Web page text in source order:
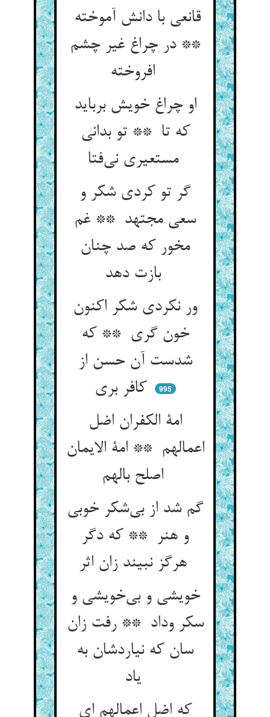
قانعی با دانش آموخته
** در چراغ غیر چشم
او چراغ خویش برباید
که تا ** تو بدانی
مستعیری نی‌فتا
گر تو کردی شکر و
سعی مجتهد ** غم
مخور که صد چنان
بازت دهد
ور نکردی شکر اکنون
خون گری ** که
شدست آن حسن از
کافر بری
995
امة الکفران اضل
اعمالهم ** امة الایمان
گم شد از بی‌شکر خوبی
و هنر ** که دگر
هرگز نبیند زان اثر
خویشی و بی‌خویشی و
سکر وداد ** رفت زان
سان که نیاردشان به
یاد
که اضل اعمالهم ای